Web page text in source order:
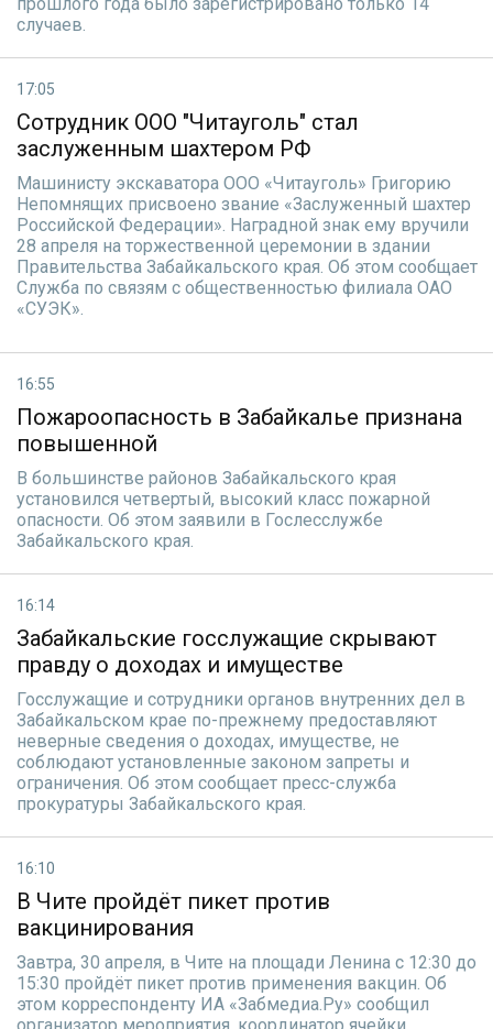
случаев.
17:05
Сотрудник ООО "Читауголь" стал
заслуженным шахтером РФ
Машинисту экскаватора ООО «Читауголь» Григорию
Непомнящих присвоено звание «Заслуженный шахтер
Российской Федерации». Наградной знак ему вручили
28 апреля на торжественной церемонии в здании
Правительства Забайкальского края. Об этом сообщает
Служба по связям с общественностью филиала ОАО
«СУЭК».
16:55
Пожароопасность в Забайкалье признана
повышенной
В большинстве районов Забайкальского края
установился четвертый, высокий класс пожарной
опасности. Об этом заявили в Гослесслужбе
Забайкальского края.
16:14
Забайкальские госслужащие скрывают
правду о доходах и имуществе
Госслужащие и сотрудники органов внутренних дел в
Забайкальском крае по-прежнему предоставляют
неверные сведения о доходах, имуществе, не
соблюдают установленные законом запреты и
ограничения. Об этом сообщает пресс-служба
прокуратуры Забайкальского края.
16:10
В Чите пройдёт пикет против
вакцинирования
Завтра, 30 апреля, в Чите на площади Ленина с 12:30 до
15:30 пройдёт пикет против применения вакцин. Об
этом корреспонденту ИА «Забмедиа.Ру» сообщил